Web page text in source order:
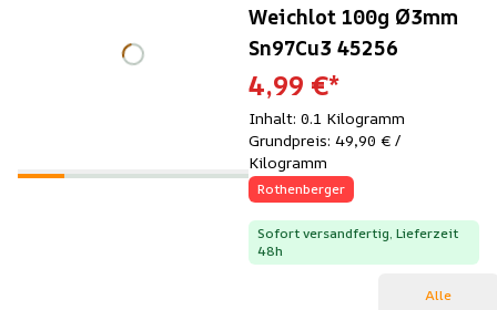
Weichlot 100g Ø3mm
Sn97Cu3 45256
4,99 €*
Inhalt: 0.1 Kilogramm
Grundpreis: 49,90 € /
Kilogramm
Rothenberger
Sofort versandfertig, Lieferzeit
48h
Alle